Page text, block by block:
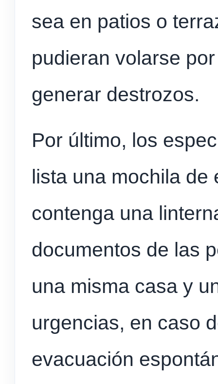
sea en patios o
pudieran volarse
generar destrozos.
Por último, los
lista una mochila
contenga una
documentos de las
una misma casa y
urgencias, en caso
evacuación